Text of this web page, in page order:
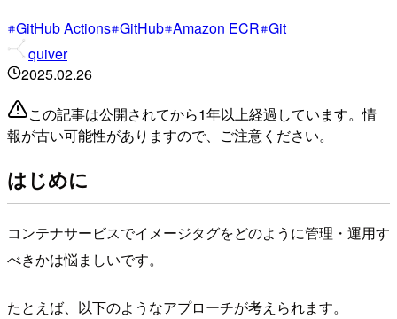
GitHub Actions GitHub Amazon ECR Git
quiver
2025.02.26
この記事は公開されてから1年以上経過しています。情
報が古い可能性がありますので、ご注意ください。
はじめに
コンテナサービスでイメージタグをどのように管理・運用す
べきかは悩ましいです。
たとえば、以下のようなアプローチが考えられます。